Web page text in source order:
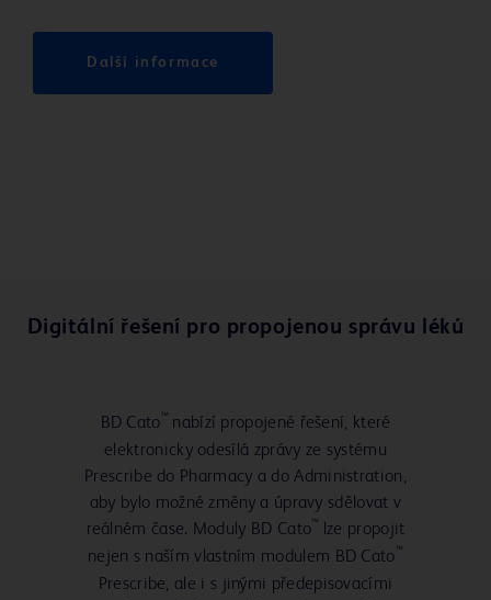
Další informace
Digitální řešení pro propojenou správu léků
BD Cato™ nabízí propojené řešení, které
elektronicky odesílá zprávy ze systému
Prescribe do Pharmacy a do Administration,
aby bylo možné změny a úpravy sdělovat v
reálném čase. Moduly BD Cato™
lze propojit
nejen s naším vlastním modulem BD Cato™
Prescribe, ale i s jinými předepisovacími